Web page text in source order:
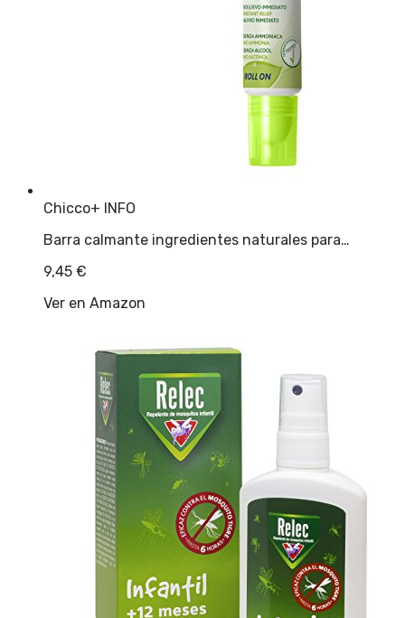
Chicco+ INFO
Barra calmante ingredientes naturales para…
9,45 €
Ver en Amazon